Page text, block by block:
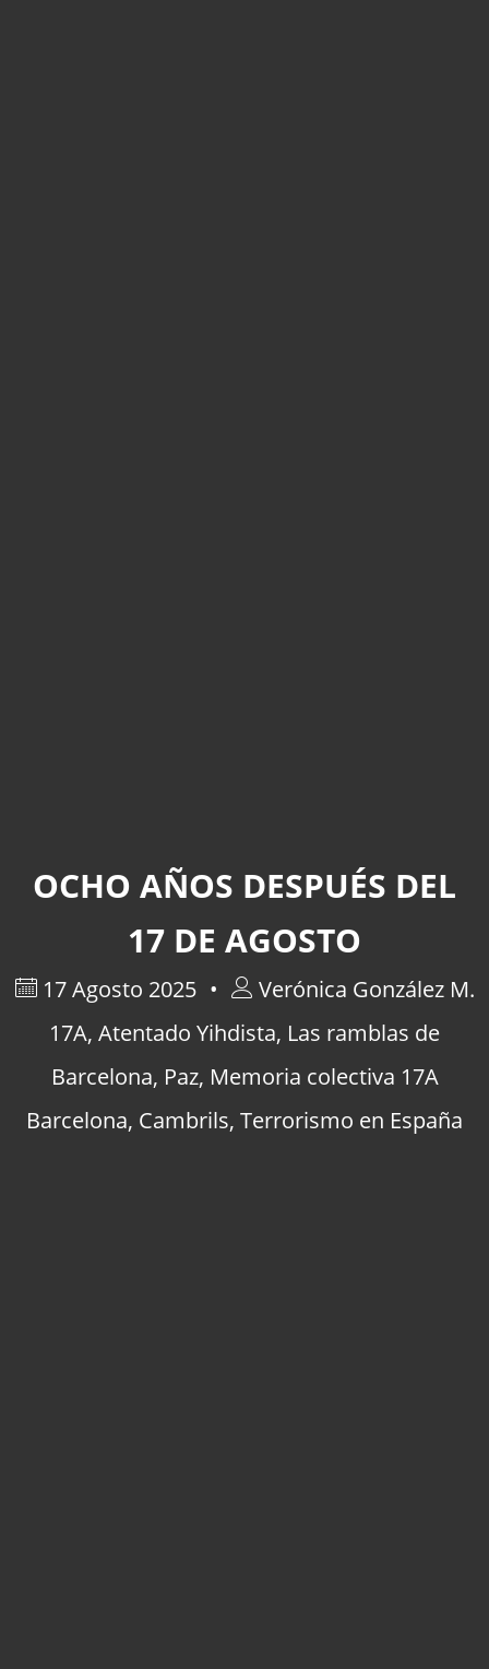
OCHO AÑOS DESPUÉS DEL
17 DE AGOSTO
17 Agosto 2025
Verónica González M.
17A, Atentado Yihdista, Las ramblas de
Barcelona, Paz, Memoria colectiva 17A
Barcelona, Cambrils, Terrorismo en España